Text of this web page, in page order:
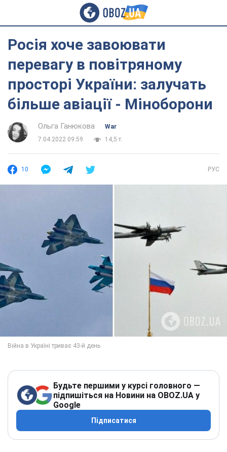
Росія хоче завоювати
перевагу в повітряному
просторі України: залучать
більше авіації - Міноборони
Ольга Ганюкова
War
7.04.2022 09:59
14,5 т.
10 РУС
Будьте першими у курсі головного —
підпишіться на Новини на OBOZ.UA у
Google
Підписатися